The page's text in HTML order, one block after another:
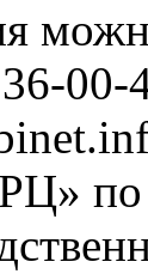
00-
по